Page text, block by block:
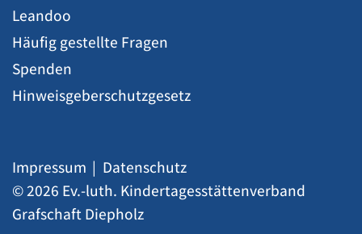
Leandoo
Häufig gestellte Fragen
Spenden
Hinweisgeberschutzgesetz
Impressum
Datenschutz
© 2026 Ev.-luth. Kindertagesstättenverband
Grafschaft Diepholz